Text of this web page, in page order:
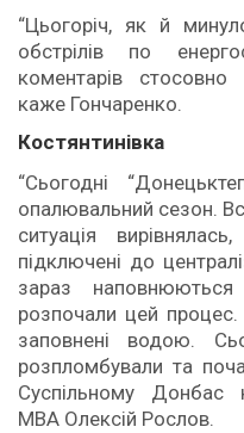
“Цьогоріч, як й
обстрілів по
коментарів
каже Гончаренко.
Костянтинівка
“Сьогодні
опалювальний сезон.
ситуація
підключені до
зараз
розпочали цей процес.
заповнені водою.
розпломбували та
Суспільному Донбас
МВА Олексій Рослов.